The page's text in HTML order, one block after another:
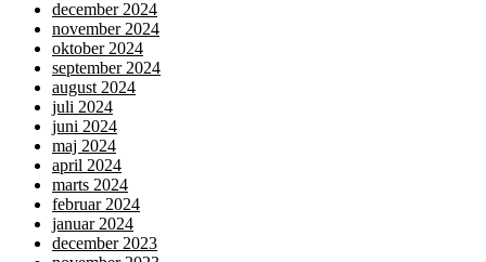
december 2024
november 2024
oktober 2024
september 2024
august 2024
juli 2024
juni 2024
maj 2024
april 2024
marts 2024
februar 2024
januar 2024
december 2023